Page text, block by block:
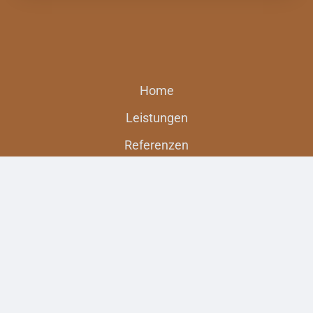
Home
Leistungen
Referenzen